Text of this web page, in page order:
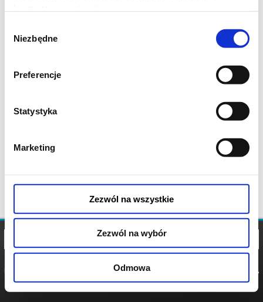
zgody
Niezbędne
Preferencje
Statystyka
Marketing
Zezwól na wszystkie
Zezwól na wybór
Odmowa
POLITYKA
POLITYKA